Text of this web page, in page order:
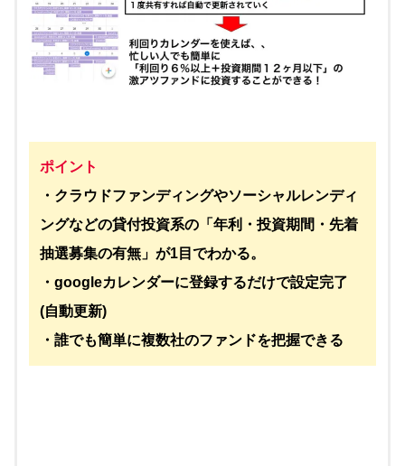
ポイント
・クラウドファンディングやソーシャルレンディ
ングなどの貸付投資系の「年利・投資期間・先着
抽選募集の有無」が1目でわかる。
・googleカレンダーに登録するだけで設定完了
(自動更新)
・誰でも簡単に複数社のファンドを把握できる